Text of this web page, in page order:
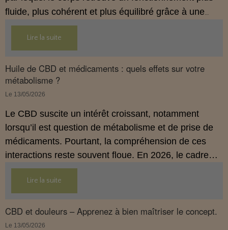
fluide, plus cohérent et plus équilibré grâce à une
hygiène de vie adaptée.
Lire la suite
Huile de CBD et médicaments : quels effets sur votre
métabolisme ?
Le 13/05/2026
Le CBD suscite un intérêt croissant, notamment
lorsqu’il est question de métabolisme et de prise de
médicaments. Pourtant, la compréhension de ces
interactions reste souvent floue. En 2026, le cadre
légal français impose des règles strictes : seuls les
usages externes du CBD sont autorisés. Cet article
propose une mise au point claire et accessible pour
comprendre comment le CBD s’inscrit dans une
démarche de prévention, sans ingestion et sans
Lire la suite
CBD et douleurs – Apprenez à bien maîtriser le concept.
Le 13/05/2026